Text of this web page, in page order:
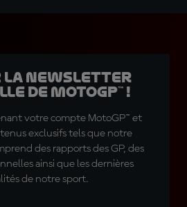
la Newsletter
de MotoGP™ !
votre compte MotoGP™ et
exclusifs tels que notre
des rapports des GP, des
ainsi que les dernières
de notre sport.